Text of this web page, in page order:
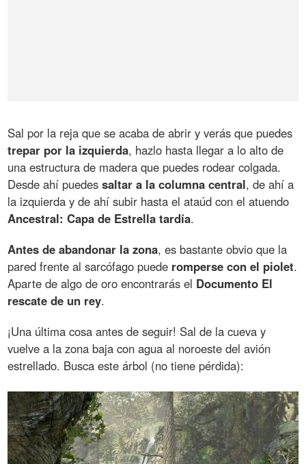
Sal por la reja que se acaba de abrir y verás que puedes
trepar por la izquierda, hazlo hasta llegar a lo alto de
una estructura de madera que puedes rodear colgada.
Desde ahí puedessaltar a la columna central, de ahí a
la izquierda y de ahí subir hasta el ataúd con el atuendo
Ancestral: Capa de Estrella tardía.
Antes de abandonar la zona, es bastante obvio que la
pared frente al sarcófago puede romperse con el piolet.
Aparte de algo de oro encontrarás el Documento El
rescate de un rey.
¡Una última cosa antes de seguir! Sal de la cueva y
vuelve a la zona baja con agua al noroeste del avión
estrellado. Busca este árbol (no tiene pérdida):